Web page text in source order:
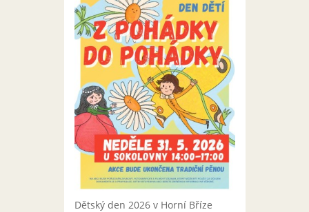
Dětský den 2026 v Horní Bříze